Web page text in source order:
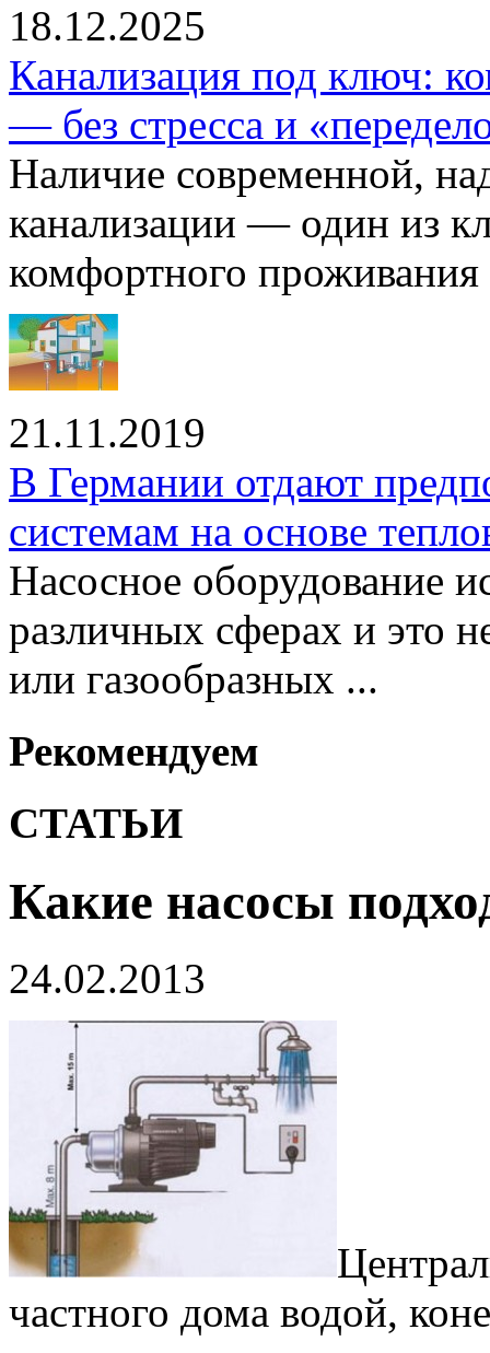
18.12.2025
Канализация под ключ:
— без стресса и
Наличие современной,
канализации — один из
комфортного проживания
21.11.2019
В Германии отдают
системам на основе
Насосное оборудование
различных сферах и это
или газообразных ...
Рекомендуем
СТАТЬИ
Какие насосы
24.02.2013
частного дома водой,